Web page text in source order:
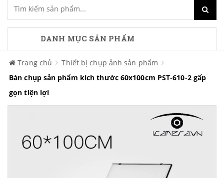
DANH MỤC SẢN PHẨM
Trang chủ
Thiết bị chụp ảnh sản phẩm
Bàn chụp sản phẩm kích thước 60x100cm PST-610-2 gấp
gọn tiện lợi